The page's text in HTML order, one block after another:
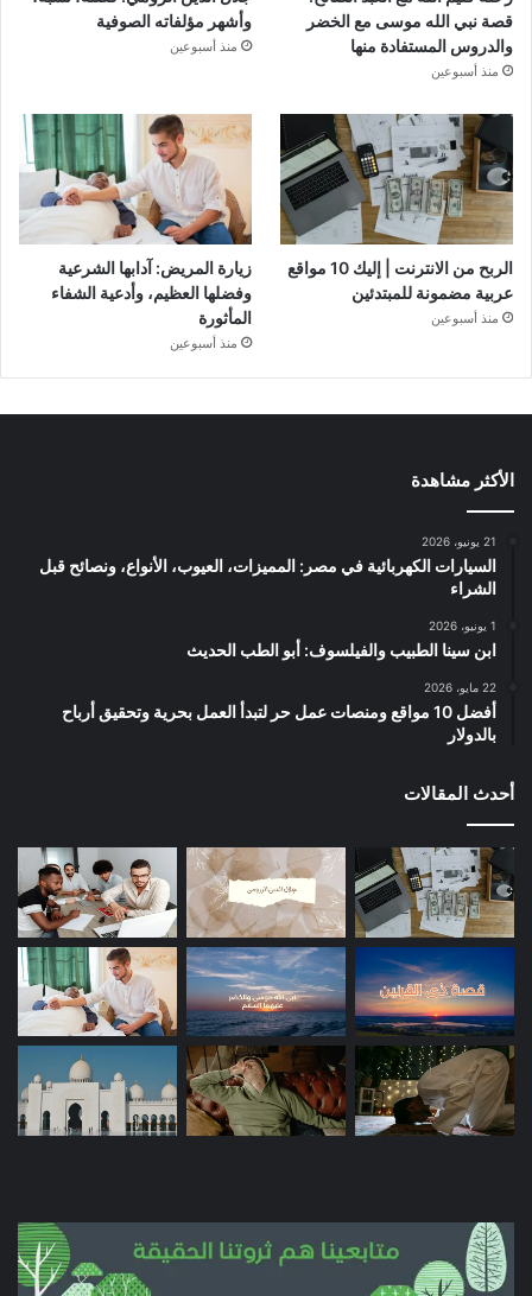
قصة نبي الله موسى مع الخضر
والدروس المستفادة منها
منذ أسبوعين
وأشهر مؤلفاته الصوفية
منذ أسبوعين
الربح من الانترنت | إليك 10 مواقع
عربية مضمونة للمبتدئين
منذ أسبوعين
زيارة المريض: آدابها الشرعية
وفضلها العظيم، وأدعية الشفاء
المأثورة
منذ أسبوعين
الأكثر مشاهدة
21 يونيو، 2026
السيارات الكهربائية في مصر: المميزات، العيوب، الأنواع، ونصائح قبل
الشراء
1 يونيو، 2026
ابن سينا الطبيب والفيلسوف: أبو الطب الحديث
22 مايو، 2026
أفضل 10 مواقع ومنصات عمل حر لتبدأ العمل بحرية وتحقيق أرباح
بالدولار
أحدث المقالات